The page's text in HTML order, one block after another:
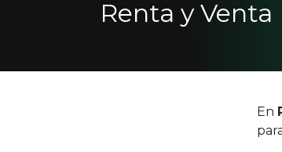
Renta y Venta
En